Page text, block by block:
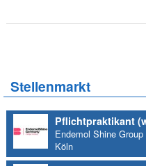
Stellenmarkt
Pflichtpraktikant
Endemol Shine
Köln